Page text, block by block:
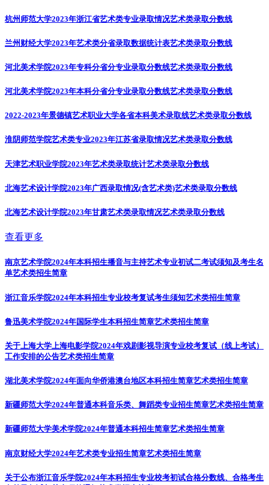
杭州师范大学2023年浙江省艺术类专业录取情况艺术类录取分数线
兰州财经大学2023年艺术类分省录取数据统计表艺术类录取分数线
河北美术学院2023年专科分省分专业录取分数线艺术类录取分数线
河北美术学院2023年本科分省分专业录取分数线艺术类录取分数线
2022-2023年景德镇艺术职业大学各省本科美术录取线艺术类录取分数线
淮阴师范学院艺术类专业2023年江苏省录取情况艺术类录取分数线
天津艺术职业学院2023年艺术类录取统计艺术类录取分数线
北海艺术设计学院2023年广西录取情况(含艺术类)艺术类录取分数线
北海艺术设计学院2023年甘肃艺术类录取情况艺术类录取分数线
查看更多
南京艺术学院2024年本科招生播音与主持艺术专业初试二考试须知及考生名
单艺术类招生简章
浙江音乐学院2024年本科招生专业校考复试考生须知艺术类招生简章
鲁迅美术学院2024年国际学生本科招生简章艺术类招生简章
关于上海大学上海电影学院2024年戏剧影视导演专业校考复试（线上考试）
工作安排的公告艺术类招生简章
湖北美术学院2024年面向华侨港澳台地区本科招生简章艺术类招生简章
新疆师范大学2024年普通本科音乐类、舞蹈类专业招生简章艺术类招生简章
新疆师范大学美术学院2024年普通本科招生简章艺术类招生简章
南京财经大学2024年艺术类专业招生简章艺术类招生简章
关于公布浙江音乐学院2024年本科招生专业校考初试合格分数线、合格考生